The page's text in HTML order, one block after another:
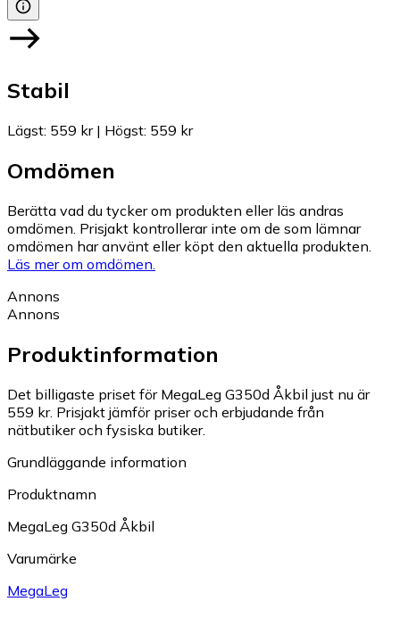
Stabil
Lägst: 559 kr| Högst: 559 kr
Omdömen
Berätta vad du tycker om produkten eller läs andras
omdömen. Prisjakt kontrollerar inte om de som lämnar
omdömen har använt eller köpt den aktuella produkten.
Läs mer om omdömen.
Annons
Annons
Produktinformation
Det billigaste priset för MegaLeg G350d Åkbil just nu är
559 kr. Prisjakt jämför priser och erbjudande från
nätbutiker och fysiska butiker.
Grundläggande information
Produktnamn
MegaLeg G350d Åkbil
Varumärke
MegaLeg